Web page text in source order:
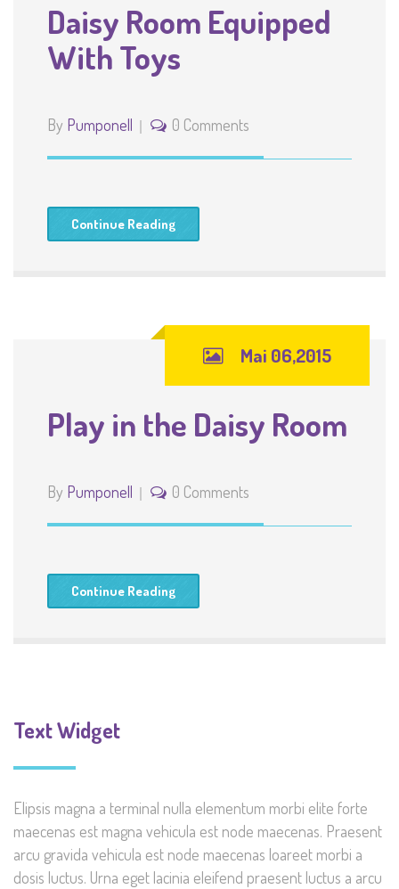
Daisy Room Equipped
With Toys
By Pumponell 0 Comments
Continue Reading
Mai 06,2015
Play in the Daisy Room
By Pumponell 0 Comments
Continue Reading
Text Widget
Elipsis magna a terminal nulla elementum morbi elite forte
maecenas est magna vehicula est node maecenas. Praesent
arcu gravida vehicula est node maecenas loareet morbi a
dosis luctus. Urna eget lacinia eleifend praesent luctus a arcu